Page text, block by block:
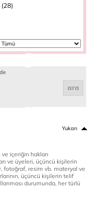
Yukarı
içeriğin hakları
ve üyeleri, üçüncü kişilerin
fotoğraf, resim vb. materyal ve
üçüncü kişilerin telif
durumunda, her türlü